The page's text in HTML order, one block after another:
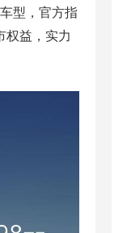
型，官方指
权益，实力